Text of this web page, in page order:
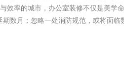
效率的城市，办公室装修不仅是美学
数月；忽略一处消防规范，或将面临